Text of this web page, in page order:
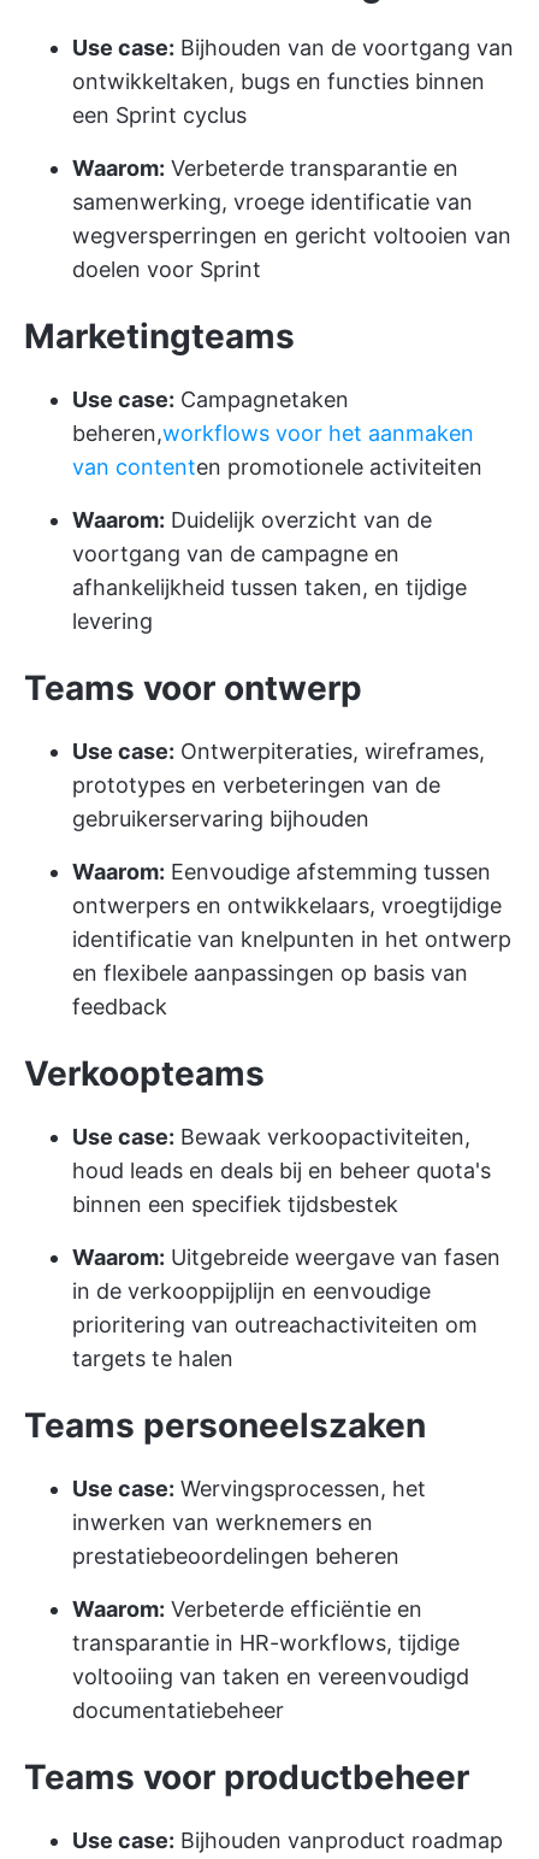
Use case: Bijhouden van de voortgang van
ontwikkeltaken, bugs en functies binnen
een Sprint cyclus
Waarom: Verbeterde transparantie en
samenwerking, vroege identificatie van
wegversperringen en gericht voltooien van
doelen voor Sprint
Marketingteams
Use case: Campagnetaken
beheren,workflows voor het aanmaken
van contenten promotionele activiteiten
Waarom: Duidelijk overzicht van de
voortgang van de campagne en
afhankelijkheid tussen taken, en tijdige
levering
Teams voor ontwerp
Use case: Ontwerpiteraties, wireframes,
prototypes en verbeteringen van de
gebruikerservaring bijhouden
Waarom: Eenvoudige afstemming tussen
ontwerpers en ontwikkelaars, vroegtijdige
identificatie van knelpunten in het ontwerp
en flexibele aanpassingen op basis van
feedback
Verkoopteams
Use case: Bewaak verkoopactiviteiten,
houd leads en deals bij en beheer quota's
binnen een specifiek tijdsbestek
Waarom: Uitgebreide weergave van fasen
in de verkooppijplijn en eenvoudige
prioritering van outreachactiviteiten om
targets te halen
Teams personeelszaken
Use case: Wervingsprocessen, het
inwerken van werknemers en
prestatiebeoordelingen beheren
Waarom: Verbeterde efficiëntie en
transparantie in HR-workflows, tijdige
voltooiing van taken en vereenvoudigd
documentatiebeheer
Teams voor productbeheer
Use case: Bijhouden vanproduct roadmap